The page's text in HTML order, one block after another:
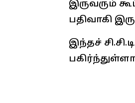
இருவரும்
பதிவாகி
இந்தச்